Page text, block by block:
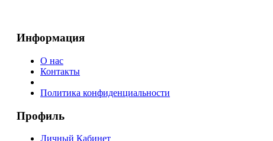
Информация
О нас
Контакты
Политика конфиденциальности
Профиль
Личный Кабинет